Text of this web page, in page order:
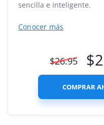
sencilla e inteligente.
Conocer más
$26.95 $
COMPRAR